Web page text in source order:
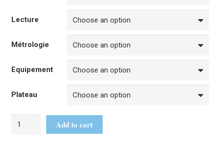
Lecture
Métrologie
Equipement
Plateau
Add to cart